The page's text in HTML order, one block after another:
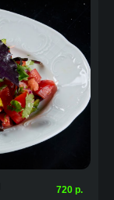
720 р.